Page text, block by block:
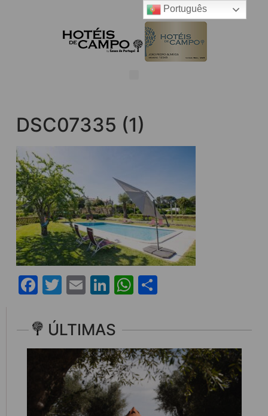
DSC07335 (1)
Facebook
Twitter
EmailLinkedIn
WhatsApp
ÚLTIMAS
Português